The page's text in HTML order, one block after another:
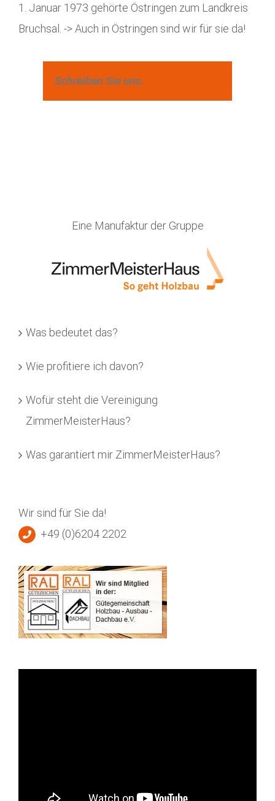
1. Januar 1973 gehörte Östringen zum Landkreis
Bruchsal. -> Auch in Östringen sind wir für sie da!
Schreiben Sie uns.
Eine Manufaktur der Gruppe
Was bedeutet das?
Wie profitiere ich davon?
Wofür steht die Vereinigung
ZimmerMeisterHaus?
Was garantiert mir ZimmerMeisterHaus?
Wir sind für Sie da!
+49 (0)6204 2202